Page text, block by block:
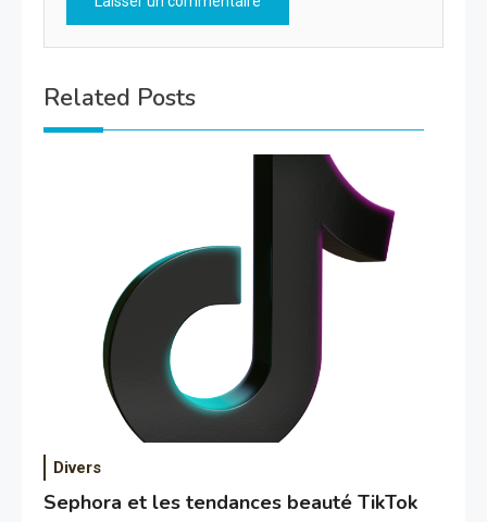
Related Posts
Divers
Sephora et les tendances beauté TikTok